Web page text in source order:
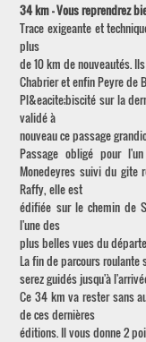
34 km - Vous reprendrez
Trace exigeante et
plus
de 10 km de nouveautés.
Chabrier et enfin Peyre de
Pl&eacite;biscité sur la
validé à
nouveau ce passage
Passage obligé pour
Monedeyres suivi du gite
Raffy, elle est
édifiée sur le chemin de
l'une des
plus belles vues du
La fin de parcours roulante
serez guidés jusqu'à
Ce 34 km va rester sans
de ces dernières
éditions. Il vous donne 2